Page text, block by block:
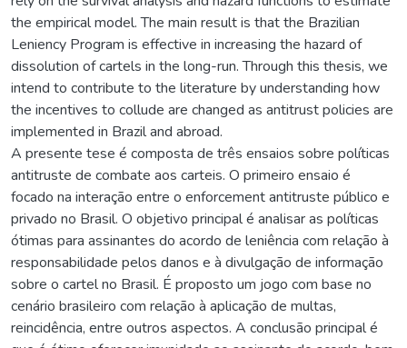
the empirical model. The main result is that the Brazilian
Leniency Program is effective in increasing the hazard of
dissolution of cartels in the long-run. Through this thesis, we
intend to contribute to the literature by understanding how
the incentives to collude are changed as antitrust policies are
implemented in Brazil and abroad.
A presente tese é composta de três ensaios sobre políticas
antitruste de combate aos carteis. O primeiro ensaio é
focado na interação entre o enforcement antitruste público e
privado no Brasil. O objetivo principal é analisar as políticas
ótimas para assinantes do acordo de leniência com relação à
responsabilidade pelos danos e à divulgação de informação
sobre o cartel no Brasil. É proposto um jogo com base no
cenário brasileiro com relação à aplicação de multas,
reincidência, entre outros aspectos. A conclusão principal é